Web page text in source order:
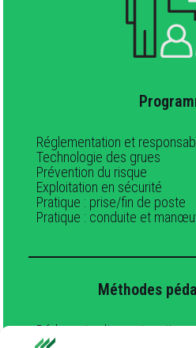
Réglementation et
Technologie des grues
Prévention du risque
Exploitation en sécurité
Pratique : prise/fin de poste
Pratique : conduite et
Méthodes
Pédagogie alternant